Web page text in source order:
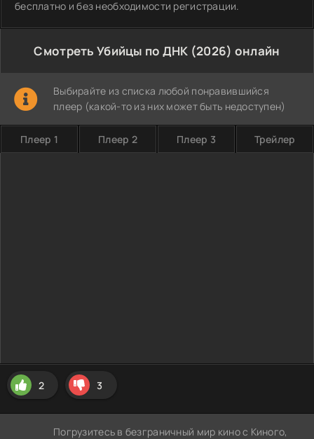
бесплатно и без необходимости регистрации.
Смотреть Убийцы по ДНК (2026) онлайн
Выбирайте из списка любой понравившийся
плеер (какой-то из них может быть недоступен)
Плеер 1 Плеер 2 Плеер 3 Трейлер
2 3
Погрузитесь в безграничный мир кино с Киного,